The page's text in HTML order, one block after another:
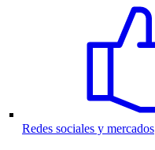
Redes sociales y mercados